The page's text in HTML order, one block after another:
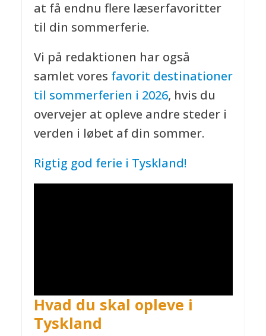
at få endnu flere læserfavoritter
til din sommerferie.
Vi på redaktionen har også
samlet vores favorit destinationer
til sommerferien i 2026, hvis du
overvejer at opleve andre steder i
verden i løbet af din sommer.
Rigtig god ferie i Tyskland!
Hvad du skal opleve i
Tyskland